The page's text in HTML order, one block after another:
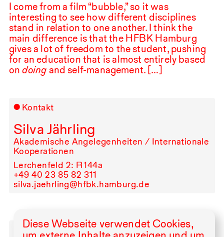
Diese Webseite verwendet Cookies,
I come from a film “bubble,” so it was
interesting to see how different disciplines
stand in relation to one another. I think the
main difference is that the HFBK Hamburg
gives a lot of freedom to the student, pushing
for an education that is almost entirely based
ondoing and self-management. […]
Kontakt
Silva Jährling
Akademische Angelegenheiten / Internationale
Kooperationen
Lerchenfeld 2: R⁠ ⁠144a
+49⁠ ⁠40⁠ ⁠23⁠ ⁠85⁠ ⁠82⁠ ⁠311
silva.jaehrling@hfbk.hamburg.de
Weiterführende Seiten